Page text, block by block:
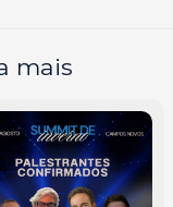
mais